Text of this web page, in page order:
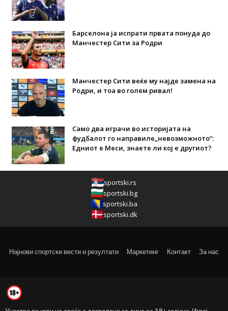
Барселона ја испрати првата понуда до
Манчестер Сити за Родри
Манчестер Сити веќе му најде замена на
Родри, и тоа во голем ривал!
Само два играчи во историјата на
фудбалот го направиле„невозможното“:
Едниот е Меси, знаете ли кој е другиот?
sportski.rs
sportski.bg
sportski.ba
sportski.dk
Најнови спортски вести и резултати Маркетинг Контакт За нас